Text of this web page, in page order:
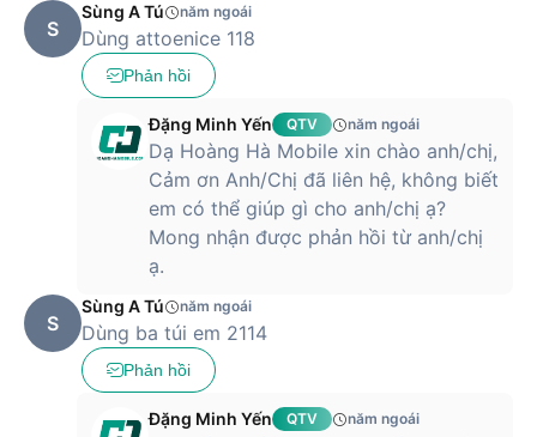
S
Sùng A Tú năm ngoái
Dùng attoenice 118
Phản hồi
Đặng Minh Yến QTV năm ngoái
Dạ Hoàng Hà Mobile xin chào anh/chị,
Cảm ơn Anh/Chị đã liên hệ, không biết
em có thể giúp gì cho anh/chị ạ?
Mong nhận được phản hồi từ anh/chị
ạ.
S
Sùng A Tú năm ngoái
Dùng ba túi em 2114
Phản hồi
Đặng Minh Yến QTV năm ngoái